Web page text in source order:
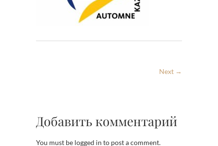
Next →
Добавить комментарий
You must be logged in to post a comment.